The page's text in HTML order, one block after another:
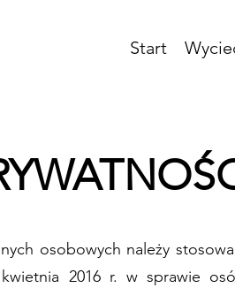
Start
osobowych należy
2016 r. w sprawie